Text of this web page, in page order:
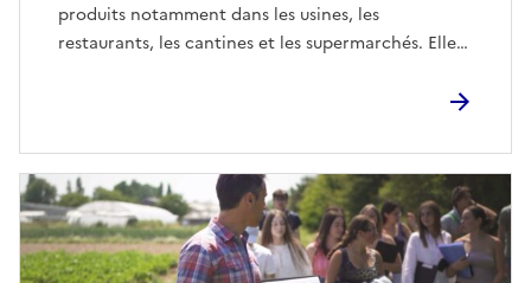
produits notamment dans les usines, les
restaurants, les cantines et les supermarchés. Elle
notre santé et garantir la confiance entre
producteurs et consommateurs. Et si cette mission
devenait la vôtre ?